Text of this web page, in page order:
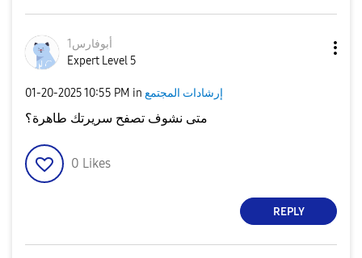
أبوفارس1
Expert Level 5
‎01-20-202510:55 PM in إرشادات المجتمع
متى نشوف تصفح سريرتك طاهرة؟
0 Likes
REPLY